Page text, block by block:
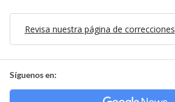
Revisa nuestra página de correcciones
Síguenos en: